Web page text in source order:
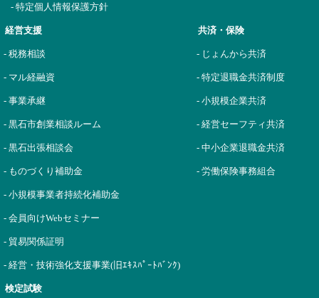
- 特定個人情報保護方針
経営支援
- 税務相談
- マル経融資
- 事業承継
- 黒石市創業相談ルーム
- 黒石出張相談会
- ものづくり補助金
- 小規模事業者持続化補助金
- 会員向けWebセミナー
- 貿易関係証明
- 経営・技術強化支援事業(旧ｴｷｽﾊﾟｰﾄﾊﾞﾝｸ)
共済・保険
- じょんから共済
- 特定退職金共済制度
- 小規模企業共済
- 経営セーフティ共済
- 中小企業退職金共済
- 労働保険事務組合
検定試験